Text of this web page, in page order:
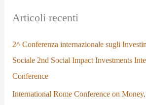
Articoli recenti
2^ Conferenza internazionale sugli
Sociale 2nd Social Impact Investments
Conference
International Rome Conference on